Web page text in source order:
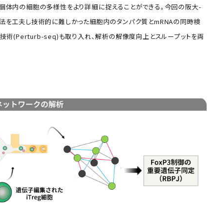
内の細胞の多様性をより詳細に捉えることができる。今回の阪大-
工夫し技術的に難しかった細胞内のタンパク質とmRNAの同時検
術(Perturb-seq)も取り入れ、解析の解像度向上とスループットを両